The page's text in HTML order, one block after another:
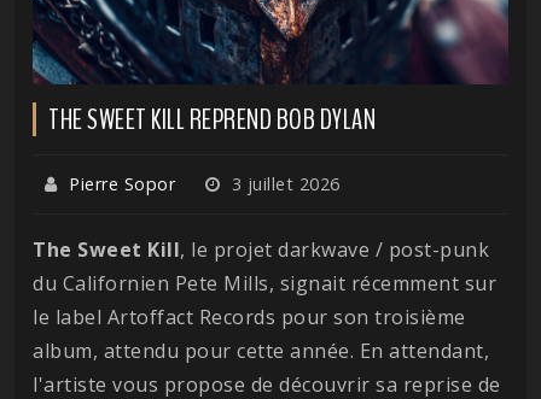
THE SWEET KILL REPREND BOB DYLAN
Pierre Sopor 3 juillet 2026
The Sweet Kill, le projet darkwave / post-punk
du Californien Pete Mills, signait récemment sur
le label Artoffact Records pour son troisième
album, attendu pour cette année. En attendant,
l'artiste vous propose de découvrir sa reprise de